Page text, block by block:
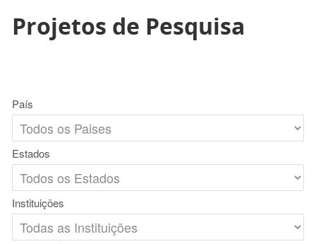
Projetos de Pesquisa
País
Estados
Instituições